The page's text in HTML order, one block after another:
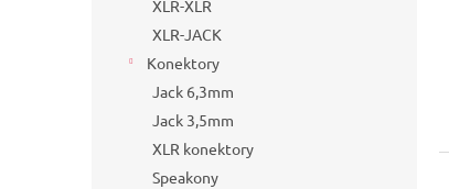
XLR-XLR
XLR-JACK
Konektory
Jack 6,3mm
Jack 3,5mm
XLR konektory
Speakony